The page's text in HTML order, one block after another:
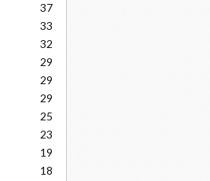
37
33
32
29
29
29
25
23
19
18